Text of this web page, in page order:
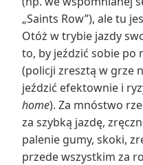
„Saints Row”), ale tu
Otóż w trybie jazdy
to, by jeździć sobie po
(policji zresztą w grze
jeździć efektownie i
home). Za mnóstwo
za szybką jazdę,
palenie gumy, skoki,
przede wszystkim za